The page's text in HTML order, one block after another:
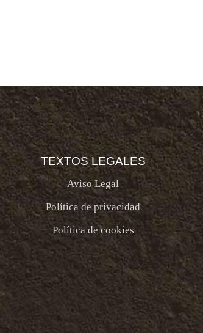
TEXTOS LEGALES
Aviso Legal
Política de privacidad
Política de cookies